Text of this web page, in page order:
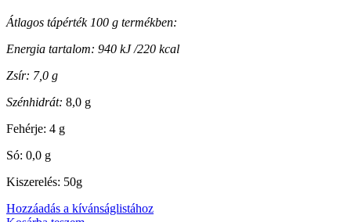
Átlagos tápérték 100 g termékben:
Energia tartalom: 940 kJ /220 kcal
Zsír: 7,0 g
Szénhidrát: 8,0 g
Fehérje: 4 g
Só: 0,0 g
Kiszerelés: 50g
Hozzáadás a kívánságlistához